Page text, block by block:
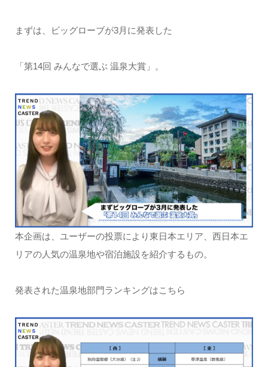
まずは、ビッグローブが3月に発表した
「第14回 みんなで選ぶ 温泉大賞」。
本企画は、ユーザーの投票により東日本エリア、西日本エ
リアの人気の温泉地や宿泊施設を紹介するもの。
発表された温泉地部門ランキングはこちら